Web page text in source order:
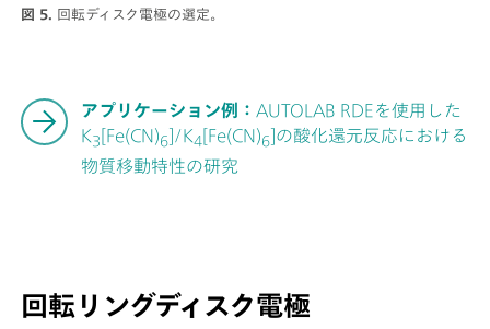
図 5. 回転ディスク電極の選定。
アプリケーション例： AUTOLAB RDEを使用した
K3 [Fe(CN)6]/K4[Fe(CN)6]の酸化還元反応における
物質移動特性の研究
回転リングディスク電極